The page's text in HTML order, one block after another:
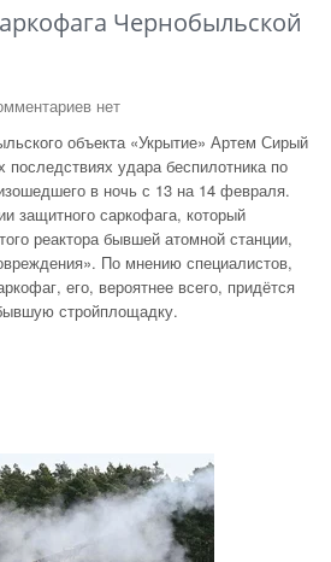
Чернобыльской
нет
объекта «Укрытие» Артем Сирый
последствиях удара беспилотника по
в ночь с 13 на 14 февраля.
защитного саркофага, который
реактора бывшей атомной станции,
По мнению специалистов,
его, вероятнее всего, придётся
стройплощадку.